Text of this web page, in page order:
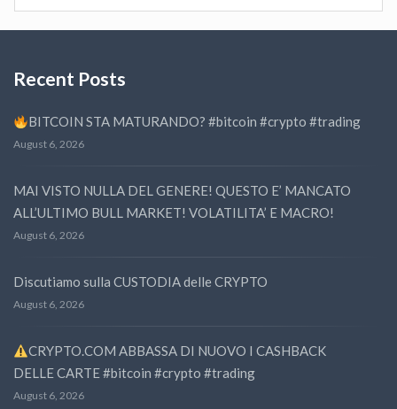
Recent Posts
BITCOIN STA MATURANDO? #bitcoin #crypto #trading
August 6, 2026
MAI VISTO NULLA DEL GENERE! QUESTO E’ MANCATO
ALL’ULTIMO BULL MARKET! VOLATILITA’ E MACRO!
August 6, 2026
Discutiamo sulla CUSTODIA delle CRYPTO
August 6, 2026
CRYPTO.COM ABBASSA DI NUOVO I CASHBACK
DELLE CARTE #bitcoin #crypto #trading
August 6, 2026